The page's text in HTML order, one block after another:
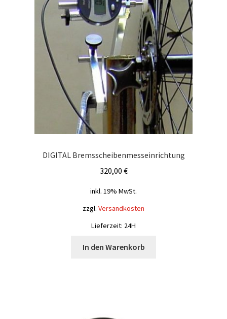
DIGITAL Bremsscheibenmesseinrichtung
320,00 €
inkl. 19% MwSt.
zzgl. Versandkosten
Lieferzeit: 24H
In den Warenkorb